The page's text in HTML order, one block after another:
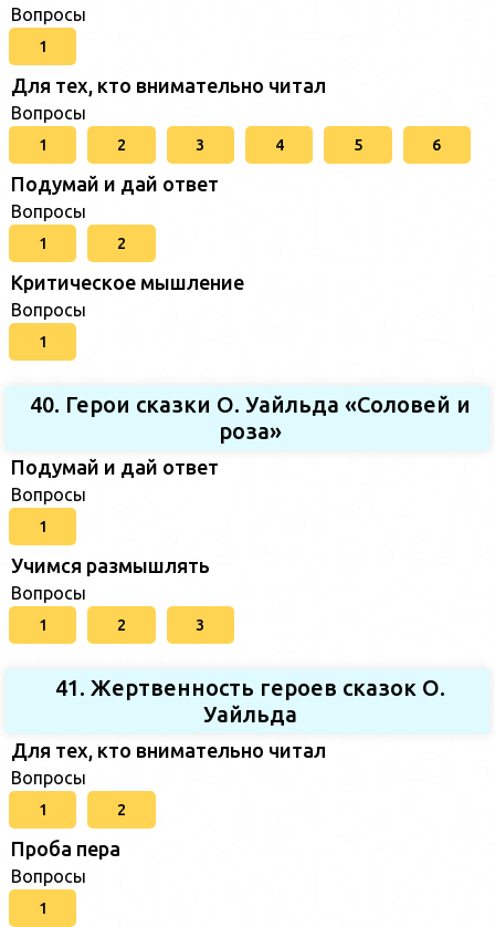
Вопросы
1
Для тех, кто внимательно читал
Вопросы
1 2 3 4 5 6
Подумай и дай ответ
Вопросы
1 2
Критическое мышление
Вопросы
1
40. Герои сказки О. Уайльда «Соловей и
роза»
Подумай и дай ответ
Вопросы
1
Учимся размышлять
Вопросы
1 2 3
41. Жертвенность героев сказок О.
Уайльда
Для тех, кто внимательно читал
Вопросы
1 2
Проба пера
Вопросы
1